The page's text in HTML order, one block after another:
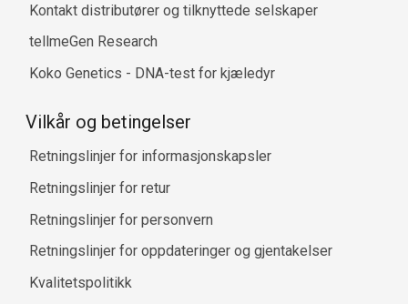
Kontakt distributører og tilknyttede selskaper
tellmeGen Research
Koko Genetics - DNA-test for kjæledyr
Vilkår og betingelser
Retningslinjer for informasjonskapsler
Retningslinjer for retur
Retningslinjer for personvern
Retningslinjer for oppdateringer og gjentakelser
Kvalitetspolitikk